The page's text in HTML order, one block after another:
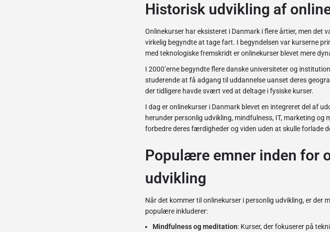
Historisk udvikling af
Onlinekurser har eksisteret i Danmark i flere årtier, men det
virkelig begyndte at tage fart. I begyndelsen var kurserne
med teknologiske fremskridt er onlinekurser blevet mere
I 2000’erne begyndte flere danske universiteter og
studerende at få adgang til uddannelse uanset deres
der tidligere havde svært ved at deltage i fysiske kurser.
I dag er onlinekurser i Danmark blevet en integreret del af
herunder personlig udvikling, mindfulness, IT, marketing
forbedre deres færdigheder og viden uden at skulle forlade
Populære emner inden for
udvikling
Når det kommer til onlinekurser i personlig udvikling, er der
populære inkluderer:
Mindfulness og meditation: Kurser, der fokuserer på